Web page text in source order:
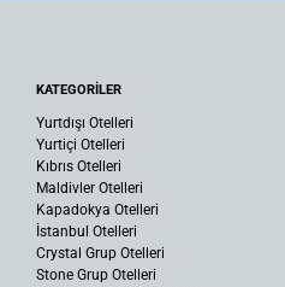
KATEGORİLER
Yurtdışı Otelleri
Yurtiçi Otelleri
Kıbrıs Otelleri
Maldivler Otelleri
Kapadokya Otelleri
İstanbul Otelleri
Crystal Grup Otelleri
Stone Grup Otelleri